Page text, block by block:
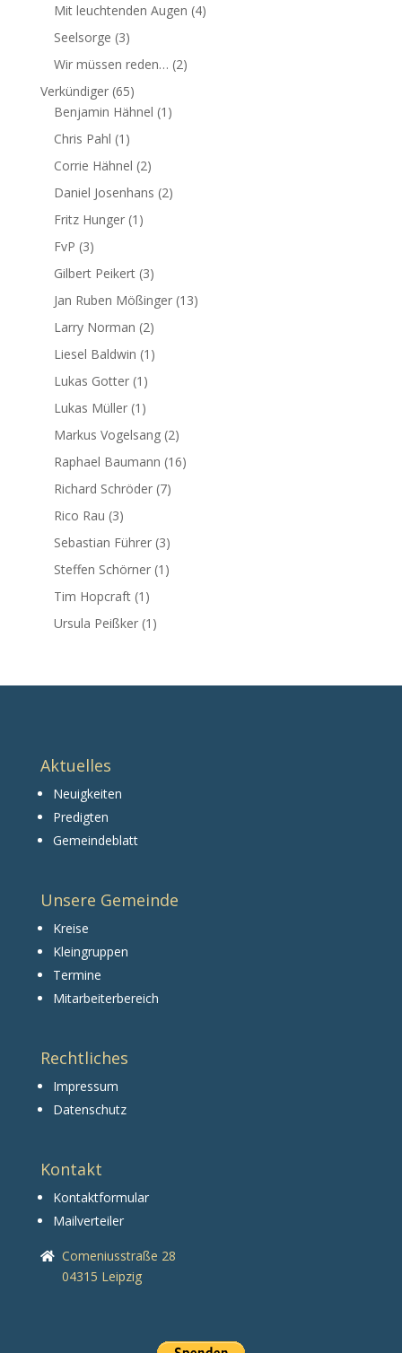
Mit leuchtenden Augen (4)
Seelsorge (3)
Wir müssen reden… (2)
Verkündiger(65)
Benjamin Hähnel (1)
Chris Pahl (1)
Corrie Hähnel (2)
Daniel Josenhans (2)
Fritz Hunger(1)
FvP (3)
Gilbert Peikert(3)
Jan Ruben Mößinger(13)
Larry Norman (2)
Liesel Baldwin (1)
Lukas Gotter(1)
Lukas Müller(1)
Markus Vogelsang(2)
Raphael Baumann (16)
Richard Schröder(7)
Rico Rau (3)
Sebastian Führer(3)
Steffen Schörner(1)
Tim Hopcraft(1)
Ursula Peißker(1)
Aktuelles
Neuigkeiten
Predigten
Gemeindeblatt
Unsere Gemeinde
Kreise
Kleingruppen
Termine
Mitarbeiterbereich
Rechtliches
Impressum
Datenschutz
Kontakt
Kontaktformular
Mailverteiler
Comeniusstraße 28
04315 Leipzig